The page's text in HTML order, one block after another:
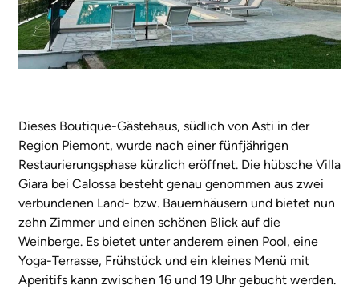
Dieses Boutique-Gästehaus, südlich von Asti in der
Region Piemont, wurde nach einer fünfjährigen
Restaurierungsphase kürzlich eröffnet. Die hübsche Villa
Giara bei Calossa besteht genau genommen aus zwei
verbundenen Land- bzw. Bauernhäusern und bietet nun
zehn Zimmer und einen schönen Blick auf die
Weinberge. Es bietet unter anderem einen Pool, eine
Yoga-Terrasse, Frühstück und ein kleines Menü mit
Aperitifs kann zwischen 16 und 19 Uhr gebucht werden.